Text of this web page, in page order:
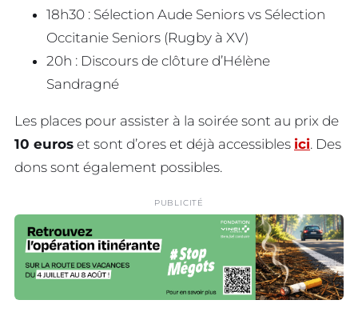
18h30 : Sélection Aude Seniors vs Sélection
Occitanie Seniors (Rugby à XV)
20h : Discours de clôture d’Hélène
Sandragné
Les places pour assister à la soirée sont au prix de
10 euros et sont d’ores et déjà accessibles ici. Des
dons sont également possibles.
PUBLICITÉ